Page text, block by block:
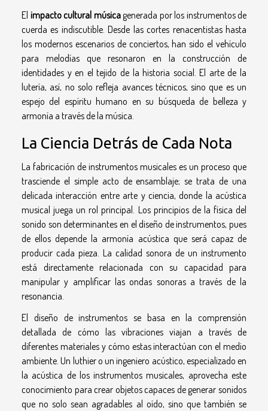
El impacto cultural músicagenerada por los instrumentos de
cuerda es indiscutible. Desde las cortes renacentistas hasta
los modernos escenarios de conciertos, han sido el vehículo
para melodías que resonaron en la construcción de
identidades y en el tejido de la historia social. El arte de la
lutería, así, no solo refleja avances técnicos, sino que es un
espejo del espíritu humano en su búsqueda de belleza y
armonía a través de la música.
La Ciencia Detrás de Cada Nota
La fabricación de instrumentos musicales es un proceso que
trasciende el simple acto de ensamblaje; se trata de una
delicada interacción entre arte y ciencia, donde la acústica
musical juega un rol principal. Los principios de la física del
sonido son determinantes en el diseño de instrumentos, pues
de ellos depende la armonía acústica que será capaz de
producir cada pieza. La calidad sonora de un instrumento
está directamente relacionada con su capacidad para
manipular y amplificar las ondas sonoras a través de la
resonancia.
El diseño de instrumentos se basa en la comprensión
detallada de cómo las vibraciones viajan a través de
diferentes materiales y cómo estas interactúan con el medio
ambiente. Un luthier o un ingeniero acústico, especializado en
la acústica de los instrumentos musicales, aprovecha este
conocimiento para crear objetos capaces de generar sonidos
que no solo sean agradables al oído, sino que también se